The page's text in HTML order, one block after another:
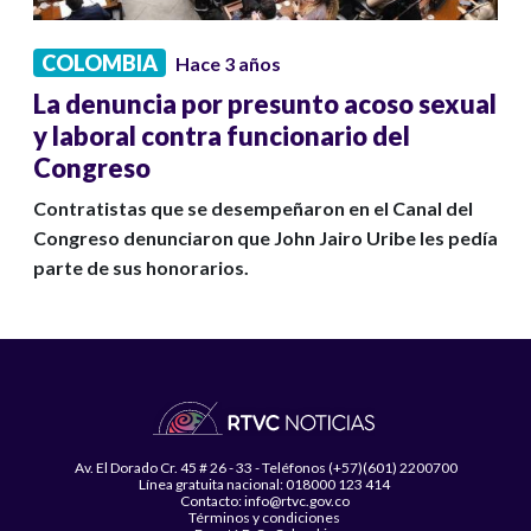
COLOMBIA Hace 3 años
La denuncia por presunto acoso sexual
y laboral contra funcionario del
Congreso
Contratistas que se desempeñaron en el Canal del
Congreso denunciaron que John Jairo Uribe les pedía
parte de sus honorarios.
Av. El Dorado Cr. 45 # 26 - 33 - Teléfonos (+57)(601) 2200700
Línea gratuita nacional: 018000 123 414
Contacto: info@rtvc.gov.co
Términos y condiciones